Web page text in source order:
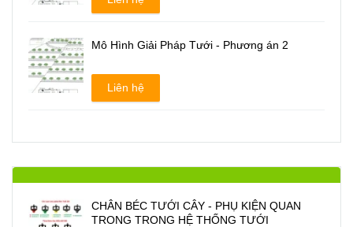
Mô Hình Giải Pháp Tưới - Phương án 2
Liên hệ
CHÂN BÉC TƯỚI CÂY - PHỤ KIỆN QUAN
TRONG TRONG HỆ THỐNG TƯỚI